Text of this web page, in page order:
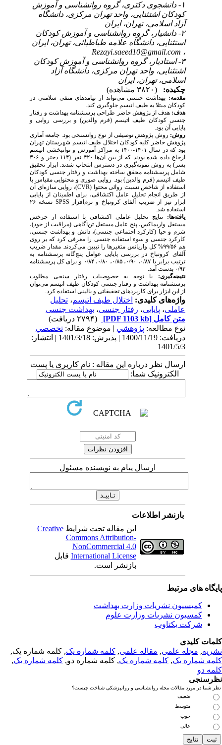
۱- دانشجوی دکتری، گروه روانشناسی و آموزش
کودکان اشتثنایی، واحد تهران مرکزی، دانشگاه
آزاد اسلامی، تهران، ایران
۲- دانشیار، گروه روانشناسی و آموزش کودکان
استثنایی، دانشگاه علامه طباطبائی، تهران، ایران
Rezayi.saeed10@gmail.com
۳- استادیار، گروه روانشناسی و آموزش کودکان
اشتثنایی، واحد تهران مرکزی، دانشگاه آزاد
اسلامی، تهران، ایران
چکیده:
مقدمه:بهداشت جنسی می‌تواند از پیامدهای منفی سلامتی در
کودکان مبتلا به طیف اتیسم جلوگیری کند.
هدف:هدف از پژوهش حاضر طراحی پرسشنامه بهداشت و رفتار
جنسی کودکان طیف اتیسم (فرم والدین) و بررسی روایی و
پایایی آن بود.
روش:روش پژوهش توصیفی از نوع روانسنجی بود. جامعه آماری
پژوهش حاضر کلیه کودکان اختلال طیف اتیسم شهرستان تهران
بود که در سال ۱۴۰۱-۱۴۰۰ به مراکز آموزش و توانبخشی اتیسم
ارجاع داده شده بودند که از بین آن‌ها ۴۲۰ نفر (۱۱۴ دختر و ۳۰۶
پسر) به روش نمونه­‌گیری در دسترس انتخاب شدند. ابزار تحقیق
شامل پرسشنامه محقق ساخته بهداشت و رفتار جنسی کودکان
طیف اتیسم (فرم والدین) بود. روایی صوری و محتوایی مقیاس با
استفاده از شاخص نسبت روائی محتوا (CVR)، روایی سازه‌ای آن
از طریق انجام تحلیل عامل اکتشافی، برای اطمینان از پایایی
ابزار نیز از ضریب آلفای کرونباخ و نرم‌­افزار SPSS
نسخه ۲۶
استفاده شد.
یافته­‌ها:نتایج تحلیل عاملی اکتشافی با استفاده از چرخش
مستقل واریماکس، پنج عامل مستقل تن‌آگاهی (مراقبت از خود)،
شرم و حیا (کارکرد اجتماعی جنسی)، دانش و بهداشت جنسی،
کارکرد جنسی و سوء استفاده جنسی را معرفی کرد که بر روی
هم ۹۹/۵۶% کل واریانس متغیرها را تبیین می­‌کردند. مقدار ضریب
آلفای کرونباخ در بررسی پایایی عوامل پنج‌­گانه پرسشنامه به
ترتیب برابر با ۰/۸۷، ۰/۹۰، ۰/۸۵، ۰/۸۰، ۰/۸۴ و برای کل پرسشنامه
۰/۹۲ بدست آمد.
نتیجه­‌گیری:با توجه به خصوصیات رفتار سنجی مطلوب
پرسشنامه بهداشت و رفتار جنسی کودکان طیف اتیسم می­‌توان
از این ابزار برای کاربردهای تحقیقاتی و بالینی استفاده کرد.
واژه‌های کلیدی:اختلال طیف اتیسم،تحلیل
عاملی،پایایی،رفتار جنسی،بهداشت جنسی
متن کامل[PDF 1103 kb]
نوع مطالعه:پژوهشي| موضوع مقاله:تخصصي
دریافت: 1400/11/19 | پذیرش: 1401/3/18 | انتشار:
1401/5/3
ارسال نظر درباره این مقاله : نام کاربری یا پست
الکترونیک شما:
ارسال پیام به نویسنده مسئول
بازنشر اطلاعات
این مقاله تحت شرایطCreative
Commons Attribution-
NonCommercial 4.0
International Licenseقابل
بازنشر است.
های مرتبط
کمیسیون نشریات وزارت بهداشت
کمسیون نشریات وزارت علوم
شرکت یکتاوب
کلیدی
,مجله علمی, مقاله علمی, کلمه شماره یک, کلمه شماره یک,
شماره یک,کلمه شماره یک, کلمه شماره دو,کلمه شماره یک,
دو
شما در مورد مقالات مجله روانشناسی و روانپزشکی شناخت چیست؟
ضعیف
متوسط
خوب
عالی